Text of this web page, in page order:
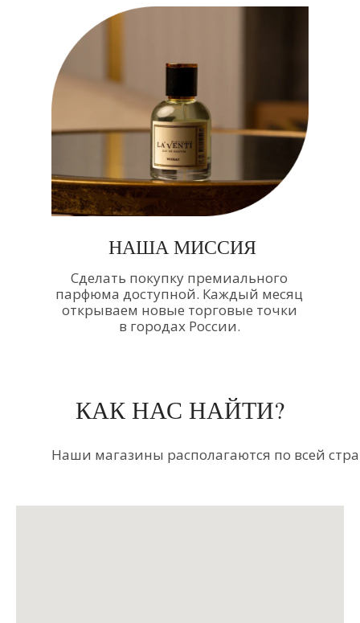
НАША МИССИЯ
Сделать покупку премиального
парфюма доступной. Каждый месяц
открываем новые торговые точки
в городах России.
КАК НАС НАЙТИ?
Наши магазины располагаются по всей